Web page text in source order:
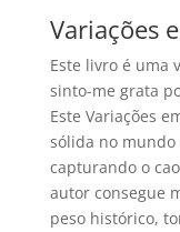
Variações
Este livro é uma
sinto-me grata
Este Variações
sólida no
capturando o
autor consegue
peso histórico,